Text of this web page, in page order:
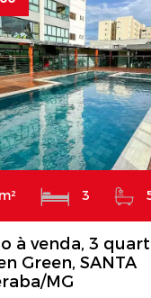
3
à venda, 3
Green, SANTA
MG